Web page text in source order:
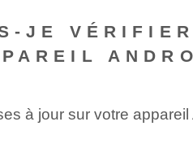
JE
à jour sur votre